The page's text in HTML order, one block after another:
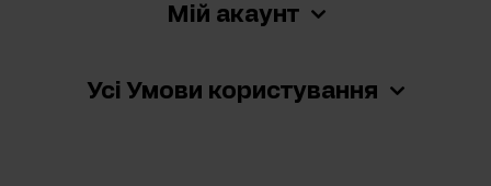
Мій акаунт
Усі Умови користування